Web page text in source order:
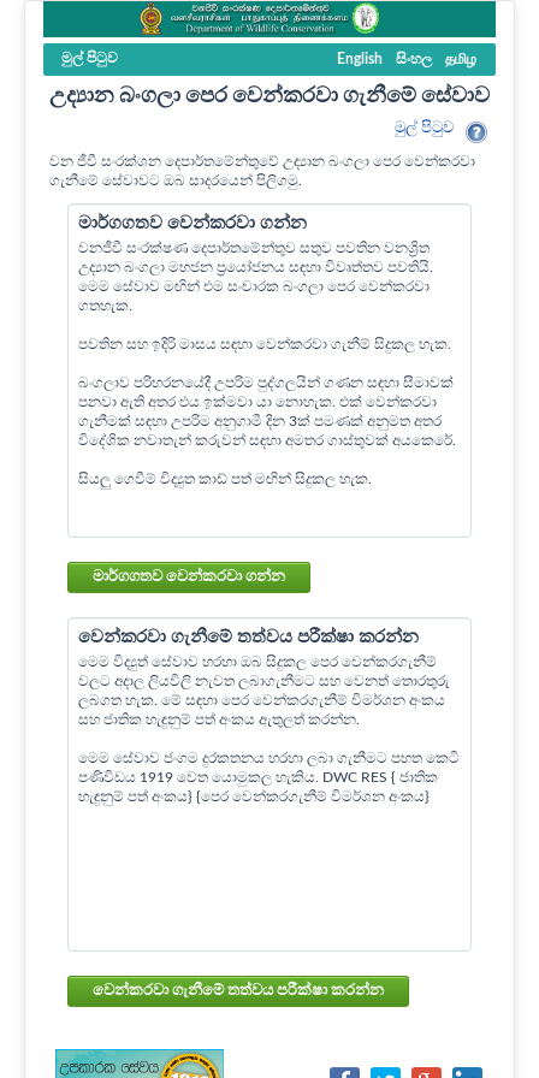
මුල් පි‍ටුව English සිංහල தமிழ
උද්‍යාන බංගලා පෙර වෙන්කරවා ගැනීමේ සේවාව
මුල් පි‍ටුව
වන ජීවී සංරක්ශන දෙපාර්තමේන්තුවේ උද්‍යාන බංගලා පෙර වෙන්කරවා
ගැනීමේ සේවාවට ඔබ සාදරයෙන් පිලිගමු.
මාර්ගගතව වෙන්කරවා ගන්න
වනජීවී සංරක්ෂණ දෙපාර්තමේන්තුව සතුව පවතින වනශ්‍රිත
උද්‍යාන බංගලා මහජන ප්‍රයෝජනය සඳහා විවෘත්තව පවතියි.
මෙම සේවාව මඟින් එම සංචාරක බංගලා පෙර වෙන්කරවා
ගතහැක.
පවතින සහ ඉදිරි මාසය සඳහා වෙන්කරවා ගැනීම් සිදුකල හැක.
බංගලාව පරිහරනයේදී උපරිම පුද්ගලයින් ගණන සඳහා සීමාවක්
පනවා ඇති අතර එය ඉක්මවා යා නොහැක. එක් වෙන්කරවා
ගැනීමක් සඳහා උපරිම අනුගාමී දින 3ක් පමණක් අනුමත අතර
විදේශික නවාතැන් කරුවන් සඳහා අමතර ගාස්තුවක් අයකෙරේ.
සියලු ගෙවීම් විද්‍යුත කාඩ් පත් මඟින් සිදුකල හැක.
මාර්ගගතව වෙන්කරවා ගන්න
වෙන්කරවා ගැනීමේ තත්වය පරීක්ෂා කරන්න
මෙම විද්‍යුත් සේවාව හරහා ඔබ සිදුකල පෙර වෙන්කරගැනීම්
වලට අදාල ලියවිලි නැවත ලබාගැනීමට සහ වෙනත් තොරතුරු
ලබගත හැක. මේ සඳහා පෙර වෙන්කරගැනීම් විමර්ශන අංකය
සහ ජාතික හැඳුනුම් පත් අංකය ඇතුලත් කරන්න.
මෙම සේවාව ජංගම දුරකතනය හරහා ලබා ගැනීමට පහත කෙටි
පණිවිඩය 1919 වෙත යොමුකල හැකිය. DWC RES { ජාතික
හැඳුනුම් පත් අංකය} {පෙර වෙන්කරගැනීම් විමර්ශන අංකය}
වෙන්කරවා ගැනීමේ තත්වය පරීක්ෂා කරන්න